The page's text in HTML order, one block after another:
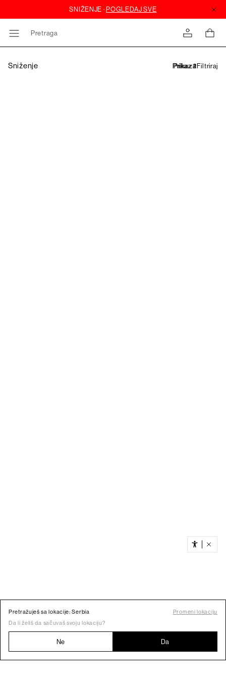
Pretraga
Sniženje Filtriraj
Pretražuješ sa lokacije: Serbia
Promeni lokaciju
Da li želiš da sačuvaš svoju lokaciju?
Ne Da